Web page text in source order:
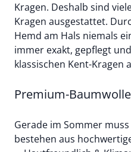
Kragen. Deshalb sind
Kragen ausgestattet.
Hemd am Hals niemals
immer exakt, gepflegt
klassischen Kent-
Premium-
Gerade im Sommer
bestehen aus